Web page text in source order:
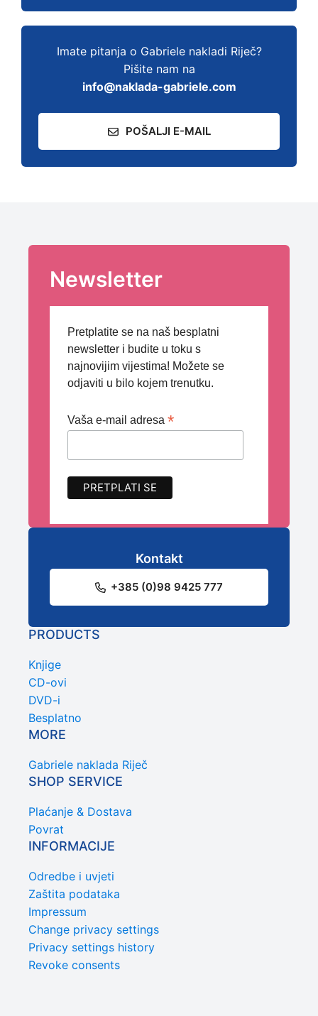
Imate pitanja o Gabriele nakladi Riječ?
Pišite nam na
info@naklada-gabriele.com
POŠALJI E-MAIL
Newsletter
Pretplatite se na naš besplatni
newsletter i budite u toku s
najnovijim vijestima! Možete se
odjaviti u bilo kojem trenutku.
Vaša e-mail adresa *
Kontakt
+385 (0)98 9425 777
PRODUCTS
Knjige
CD-ovi
DVD-i
Besplatno
MORE
Gabriele naklada Riječ
SHOP SERVICE
Plaćanje & Dostava
Povrat
INFORMACIJE
Odredbe i uvjeti
Zaštita podataka
Impressum
Change privacy settings
Privacy settings history
Revoke consents